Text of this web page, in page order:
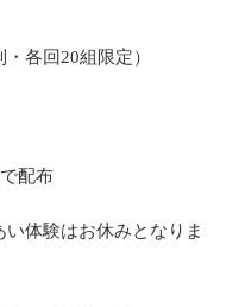
各回20組限定）
配布
体験はお休みとなりま